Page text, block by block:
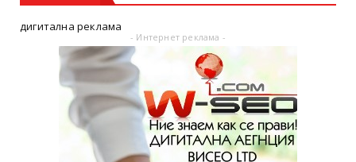
дигитална реклама
- Интернет реклама -